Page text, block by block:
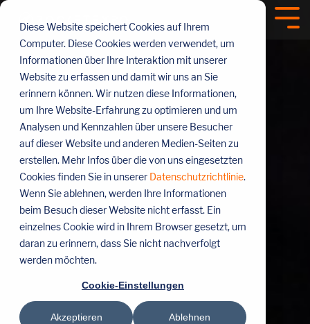
Diese Website speichert Cookies auf Ihrem
Computer. Diese Cookies werden verwendet, um
Informationen über Ihre Interaktion mit unserer
Website zu erfassen und damit wir uns an Sie
erinnern können. Wir nutzen diese Informationen,
um Ihre Website-Erfahrung zu optimieren und um
Analysen und Kennzahlen über unsere Besucher
auf dieser Website und anderen Medien-Seiten zu
erstellen. Mehr Infos über die von uns eingesetzten
Cookies finden Sie in unserer Datenschutzrichtlinie.
Wenn Sie ablehnen, werden Ihre Informationen
beim Besuch dieser Website nicht erfasst. Ein
einzelnes Cookie wird in Ihrem Browser gesetzt, um
daran zu erinnern, dass Sie nicht nachverfolgt
werden möchten.
Cookie-Einstellungen
Akzeptieren Ablehnen
Menü
überspringen